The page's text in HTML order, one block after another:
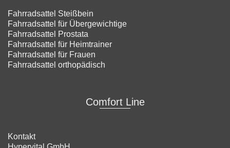
Fahrradsattel Steißbein
Fahrradsattel für Übergewichtige
Fahrradsattel Prostata
Fahrradsattel für Heimtrainer
Fahrradsattel für Frauen
Fahrradsattel orthopädisch
Comfort Line
Kontakt